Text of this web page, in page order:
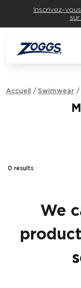
Inscrivez-
Accueil Swimwear
0results
We